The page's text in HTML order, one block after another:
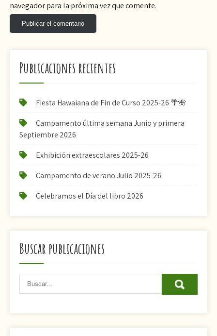
navegador para la próxima vez que comente.
Publicaciones recientes
Fiesta Hawaiana de Fin de Curso 2025-26 🌴🌺
Campamento última semana Junio y primera
Septiembre 2026
Exhibición extraescolares 2025-26
Campamento de verano Julio 2025-26
Celebramos el Día del libro 2026
Buscar publicaciones